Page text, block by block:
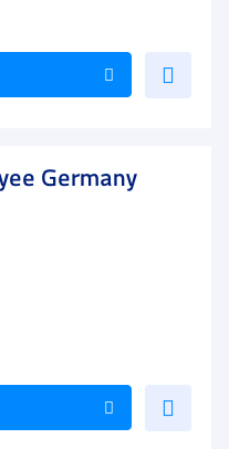
Germany